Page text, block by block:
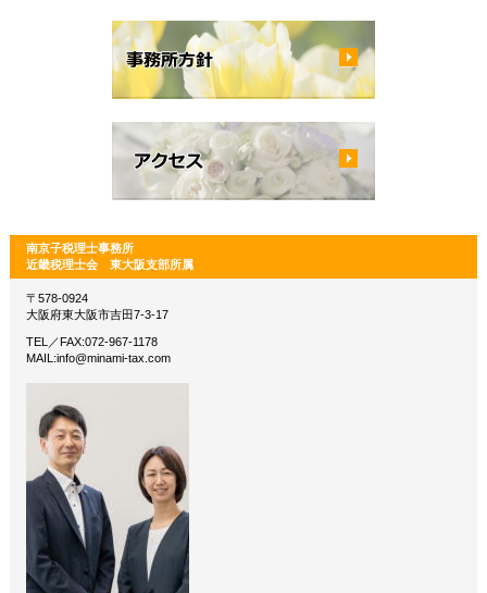
南京子税理士事務所
近畿税理士会 東大阪支部所属
〒578-0924
大阪府東大阪市吉田7-3-17
TEL／FAX:072-967-1178
MAIL:info@minami-tax.com